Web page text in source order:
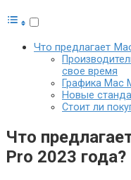
Что предлагает
свое время
Графика Mac
Новые
Стоит ли
Что
Pro 2023 года?